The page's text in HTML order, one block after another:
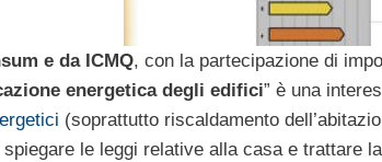
e da ICMQ, con la partecipazione di
energetica degli edifici” è una
(soprattutto riscaldamento
le leggi relative alla casa e trattare